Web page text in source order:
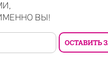
ВЫ!